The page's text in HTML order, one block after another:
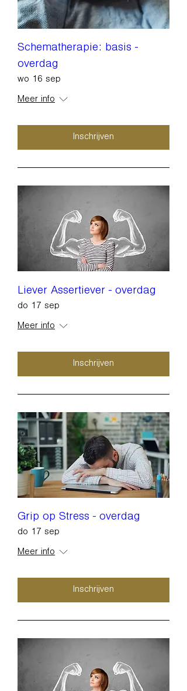
Schematherapie: basis -
overdag
wo 16 sep
Meer info
Inschrijven
Liever Assertiever - overdag
do 17 sep
Meer info
Inschrijven
Grip op Stress - overdag
do 17 sep
Meer info
Inschrijven